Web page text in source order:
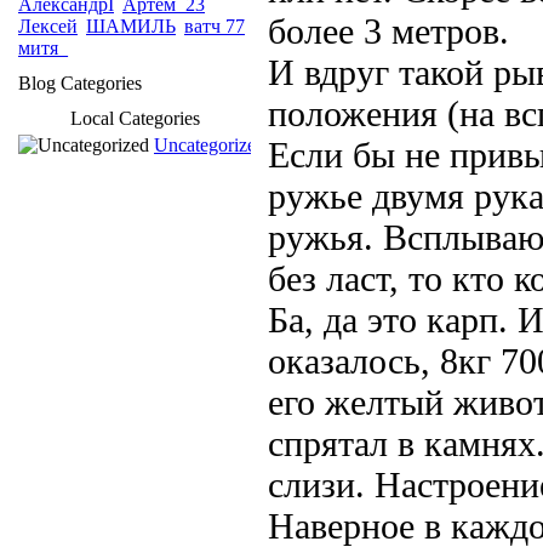
более 3 метров.
И вдруг такой
положения (на
Если бы не
ружье двумя
ружья.
без ласт, то кто
Ба, да это карп.
оказалось, 8кг
его желтый
спрятал в
слизи.
Наверное в
АлександрI Артем_23
Лексей ШАМИЛЬ ватч 77
митя_
Blog Categories
Local Categories
Uncategorized